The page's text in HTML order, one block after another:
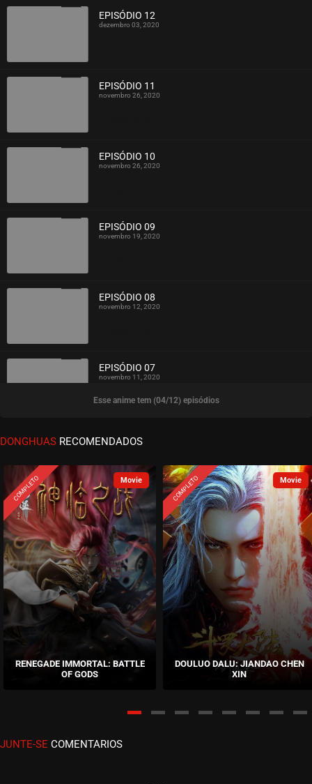
EPISÓDIO 12
dezembro 03, 2020
EPISÓDIO 11
novembro 26, 2020
EPISÓDIO 10
novembro 26, 2020
EPISÓDIO 09
novembro 19, 2020
EPISÓDIO 08
novembro 12, 2020
ASSISTIDO
EPISÓDIO 07
novembro 11, 2020
ASSISTIDO
EPISÓDIO 06
ASSISTIDO
EPISÓDIO 05
outubro 18, 2020
ASSISTIDO
EPISÓDIO 04
outubro 09, 2020
EPISÓDIO 03
outubro 07, 2020
Esse anime tem (04/12) episódios
DONGHUAS RECOMENDADOS
COMPLETO
RENEGADE IMMORTAL: BATTLE
OF GODS
COMPLETO
DOULUO DALU: JIANDAO CHEN
XIN
JUNTE-SE COMENTARIOS